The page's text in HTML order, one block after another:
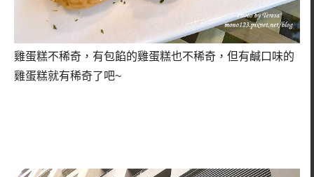
雞蛋糕不稀奇，有包餡的雞蛋糕也不稀奇，但有鹹口味的
雞蛋糕就有稀奇了吧~